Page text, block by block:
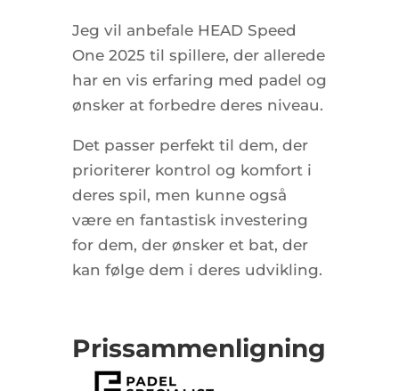
Jeg vil anbefale HEAD Speed
One 2025 til spillere, der allerede
har en vis erfaring med padel og
ønsker at forbedre deres niveau.
Det passer perfekt til dem, der
prioriterer kontrol og komfort i
deres spil, men kunne også
være en fantastisk investering
for dem, der ønsker et bat, der
kan følge dem i deres udvikling.
Prissammenligning